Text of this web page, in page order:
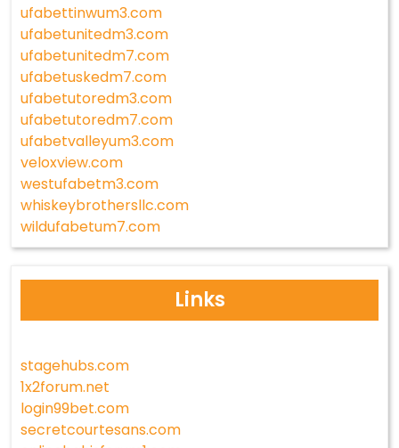
ufabettinwum3.com
ufabetunitedm3.com
ufabetunitedm7.com
ufabetuskedm7.com
ufabetutoredm3.com
ufabetutoredm7.com
ufabetvalleyum3.com
veloxview.com
westufabetm3.com
whiskeybrothersllc.com
wildufabetum7.com
Links
stagehubs.com
1x2forum.net
login99bet.com
secretcourtesans.com